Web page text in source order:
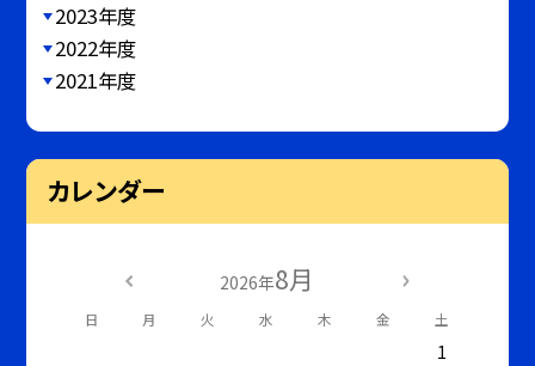
2023年度
2022年度
2021年度
カレンダー
2026年8月
日 月 火 水 木 金 土
1